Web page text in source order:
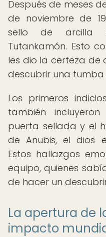
Después de meses
de noviembre de
sello de arcilla
Tutankamón. Esto
les dio la certeza
descubrir una tumba
Los primeros
también
puerta sellada y el
de Anubis, el dios
Estos hallazgos
equipo, quienes
de hacer un
La apertura de
impacto